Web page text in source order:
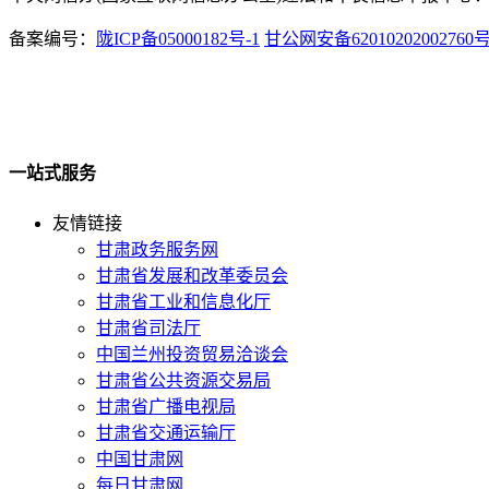
备案编号： 陇ICP备05000182号-1 甘公网安备62010202002760
一站式服务
友情链接
甘肃政务服务网
甘肃省发展和改革委员会
甘肃省工业和信息化厅
甘肃省司法厅
中国兰州投资贸易洽谈会
甘肃省公共资源交易局
甘肃省广播电视局
甘肃省交通运输厅
中国甘肃网
每日甘肃网